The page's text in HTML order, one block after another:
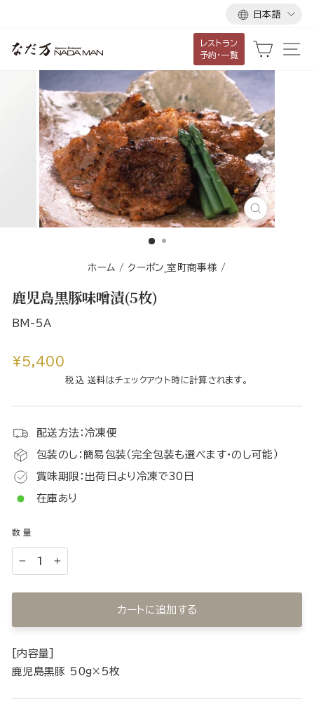
言
語
日本語
レストラン
予約・一覧
カート
閉
ホーム / クーポン_室町商事様 /
鹿児島黒豚味噌漬(5枚)
BM-5A
通
¥5,400
税込 送料はチェックアウト時に計算されます。
配送方法：冷凍便
包装のし：簡易包装（完全包装も選べます・のし可能）
賞味期限：出荷日より冷凍で30日
在庫あり
数量
カートに追加する
[内容量]
鹿児島黒豚 50g×5枚